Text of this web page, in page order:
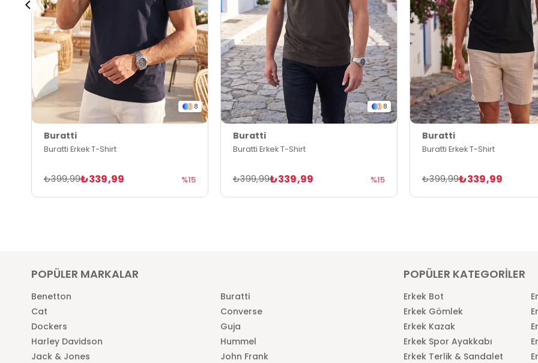
8
Buratti
Buratti Erkek T-Shirt
₺339,99
₺399,99 %15
8
Buratti
Buratti Erkek T-Shirt
₺339,99
₺399,99 %15
Buratti
Buratti Erkek T-Shirt
₺339,99
₺399,99
POPÜLER MARKALAR
Benetton
Buratti
Cat
Converse
Dockers
Guja
Harley Davidson
Hummel
Jack & Jones
John Frank
POPÜLER KATEGORİLER
Erkek Bot
Erkek Gömlek
Erkek Kazak
Erkek Spor Ayakkabı
Erkek Terlik & Sandalet